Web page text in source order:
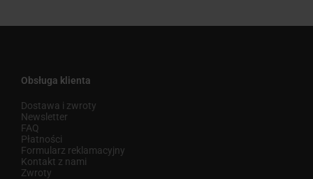
Obsługa klienta
Dostawa i zwroty
Newsletter
FAQ
Płatności
Formularz reklamacyjny
Kontakt z nami
Zwroty